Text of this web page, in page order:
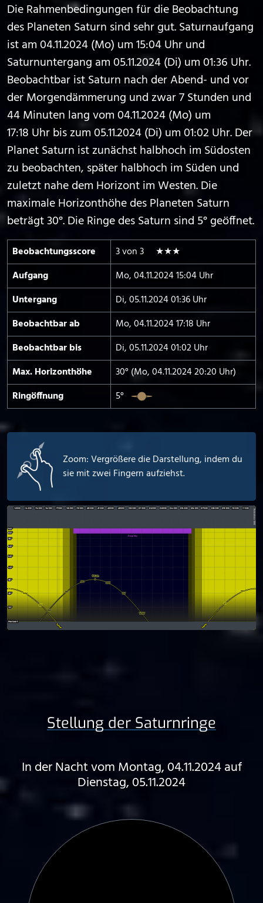
Die Rahmenbedingungen für die Beobachtung
des Planeten Saturn sind sehr gut. Saturnaufgang
ist am 04.11.2024 (Mo) um 15:04 Uhr und
Saturnuntergang am 05.11.2024 (Di) um 01:36 Uhr.
Beobachtbar ist Saturn nach der Abend- und vor
der Morgendämmerung und zwar 7 Stunden und
44 Minuten lang vom 04.11.2024 (Mo) um
17:18 Uhr bis zum 05.11.2024 (Di) um 01:02 Uhr. Der
Planet Saturn ist zunächst halbhoch im Südosten
zu beobachten, später halbhoch im Süden und
zuletzt nahe dem Horizont im Westen. Die
maximale Horizonthöhe des Planeten Saturn
beträgt 30°. Die Ringe des Saturn sind 5° geöffnet.
Beobachtungs­score
3 von 3 ★★★
Aufgang
Mo, 04.11.2024 15:04 Uhr
Untergang
Di, 05.11.2024 01:36 Uhr
Beobachtbar ab
Mo, 04.11.2024 17:18 Uhr
Beobachtbar bis
Di, 05.11.2024 01:02 Uhr
Max. Horizont­höhe
30° (Mo, 04.11.2024 20:20 Uhr)
Ringöffnung
5°
Zoom: Vergrößere die Darstellung, indem du
sie mit zwei Fingern aufziehst.
Stellung der Saturnringe
In der Nacht vom Montag, 04.11.2024 auf
Dienstag, 05.11.2024